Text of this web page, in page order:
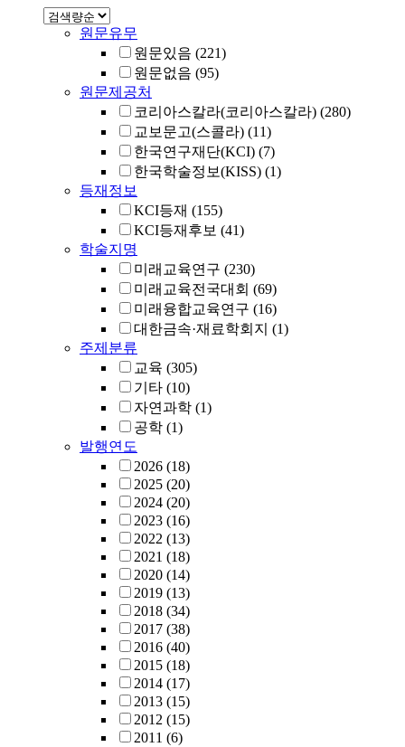
원문유무
원문있음 (221)
원문없음 (95)
원문제공처
코리아스칼라(코리아스칼라) (280)
교보문고(스콜라) (11)
한국연구재단(KCI) (7)
한국학술정보(KISS) (1)
등재정보
KCI등재 (155)
KCI등재후보 (41)
학술지명
미래교육연구 (230)
미래교육전국대회 (69)
미래융합교육연구 (16)
대한금속·재료학회지 (1)
주제분류
교육 (305)
기타 (10)
자연과학 (1)
공학 (1)
발행연도
2026 (18)
2025 (20)
2024 (20)
2023 (16)
2022 (13)
2021 (18)
2020 (14)
2019 (13)
2018 (34)
2017 (38)
2016 (40)
2015 (18)
2014 (17)
2013 (15)
2012 (15)
2011 (6)